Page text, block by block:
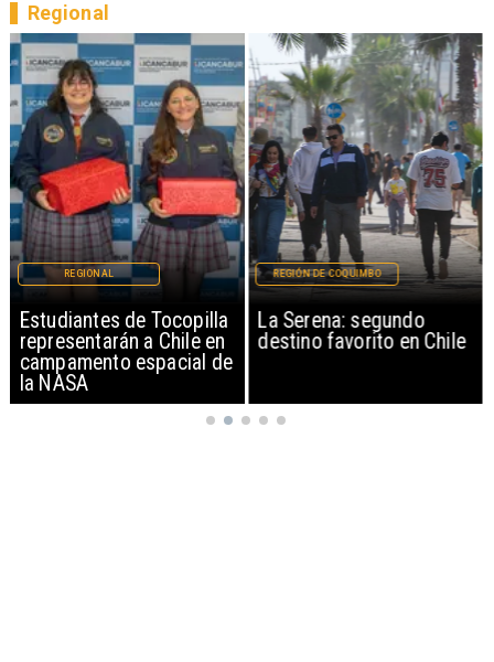
La Serena: segundo
destino favorito en Chile
REGIÓN DE COQUIMBO
Preocupación por venta
de leche materna en
REGIÓN DE COQUIMBO
Regional